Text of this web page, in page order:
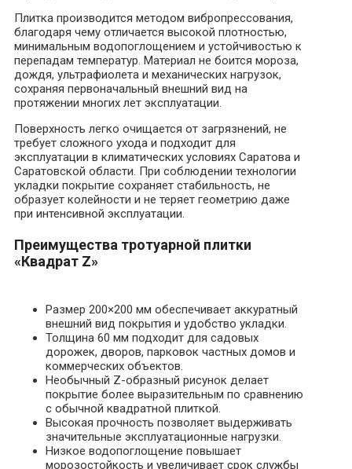
Плитка производится методом вибропрессования,
благодаря чему отличается высокой плотностью,
минимальным водопоглощением и устойчивостью к
перепадам температур. Материал не боится мороза,
дождя, ультрафиолета и механических нагрузок,
сохраняя первоначальный внешний вид на
протяжении многих лет эксплуатации.
Поверхность легко очищается от загрязнений, не
требует сложного ухода и подходит для
эксплуатации в климатических условиях Саратова и
Саратовской области. При соблюдении технологии
укладки покрытие сохраняет стабильность, не
образует колейности и не теряет геометрию даже
при интенсивной эксплуатации.
Преимущества тротуарной плитки
«Квадрат Z»
Размер 200×200 мм обеспечивает аккуратный
внешний вид покрытия и удобство укладки.
Толщина 60 мм подходит для садовых
дорожек, дворов, парковок частных домов и
коммерческих объектов.
Необычный Z-образный рисунок делает
покрытие более выразительным по сравнению
с обычной квадратной плиткой.
Высокая прочность позволяет выдерживать
значительные эксплуатационные нагрузки.
Низкое водопоглощение повышает
морозостойкость и увеличивает срок службы